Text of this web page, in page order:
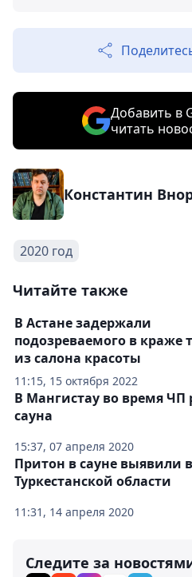
Добавить в
читать
Константин
2020 год
Читайте также
11:15, 15 октября 2022
В Астане задержали
подозреваемого в краже
из салона красоты
15:37, 07 апреля 2020
В Мангистау во время ЧП
сауна
11:31, 14 апреля 2020
Притон в сауне выявили в
Туркестанской области
Следите за